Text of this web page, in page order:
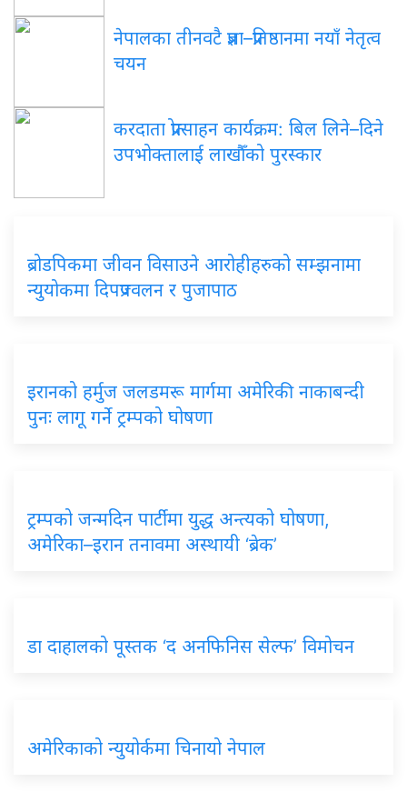
नेपालका तीनवटै प्रज्ञा–प्रतिष्ठानमा नयाँ नेतृत्व
चयन
करदाता प्रोत्साहन कार्यक्रम: बिल लिने–दिने
उपभोक्तालाई लाखौँको पुरस्कार
ब्रोडपिकमा जीवन विसाउने आरोहीहरुको सम्झनामा
न्युयोकमा दिपप्रज्वलन र पुजापाठ
इरानको हर्मुज जलडमरू मार्गमा अमेरिकी नाकाबन्दी
पुनः लागू गर्ने ट्रम्पको घोषणा
ट्रम्पको जन्मदिन पार्टीमा युद्ध अन्त्यको घोषणा,
अमेरिका–इरान तनावमा अस्थायी ‘ब्रेक’
डा दाहालको पूस्तक ‘द अनफिनिस सेल्फ’ विमोचन
अमेरिकाको न्युयोर्कमा चिनायो नेपाल